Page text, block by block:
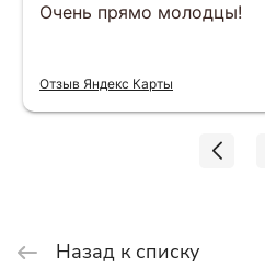
Очень прямо молодцы!
Отзыв Яндекс Карты
Назад к списку